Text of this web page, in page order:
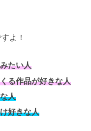
よ！
たい人
る作品が好きな人
人
好きな人